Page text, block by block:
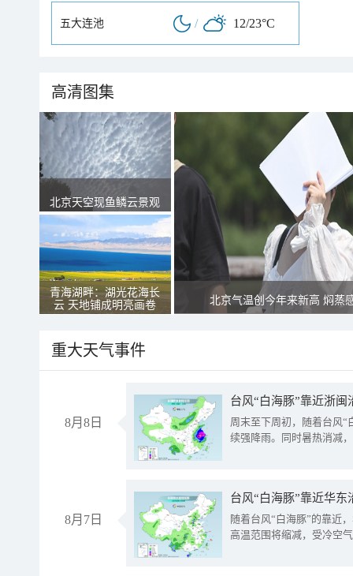
五大连池 / 12/23°C
高清图集
北京天空现鱼鳞云景观
青海湖畔：湖光花海长
云 天地铺成明亮画卷
北京气温创今年来新高 焖蒸
重大天气事件
8月8日
台风“白海豚”靠近浙
周末至下周初，随着台风“
续强降雨。同时暑热消减
8月7日
台风“白海豚”靠近华
随着台风“白海豚”的靠近
高温范围将缩减，受冷空